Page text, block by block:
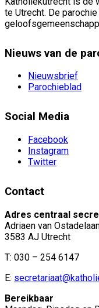
te Utrecht. De
Nieuws van de
Nieuwsbrief
Parochieblad
Social Media
Facebook
Instagram
Twitter
Contact
Adres centraal
Adriaen van
3583 AJ Utrecht
T: 030 – 254 6147
E:
Bereikbaar